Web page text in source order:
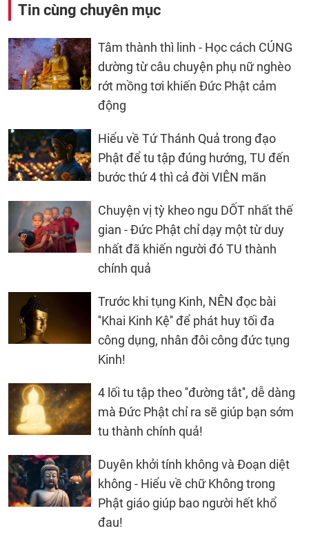
Tin cùng chuyên mục
Tâm thành thì linh - Học cách CÚNG
dường từ câu chuyện phụ nữ nghèo
rớt mồng tơi khiến Đức Phật cảm
động
Hiểu về Tứ Thánh Quả trong đạo
Phật để tu tập đúng hướng, TU đến
bước thứ 4 thì cả đời VIÊN mãn
Chuyện vị tỳ kheo ngu DỐT nhất thế
gian - Đức Phật chỉ dạy một từ duy
nhất đã khiến người đó TU thành
chính quả
Trước khi tụng Kinh, NÊN đọc bài
''Khai Kinh Kệ'' để phát huy tối đa
công dụng, nhân đôi công đức tụng
Kinh!
4 lối tu tập theo ''đường tắt'', dễ dàng
mà Đức Phật chỉ ra sẽ giúp bạn sớm
tu thành chính quả!
Duyên khởi tính không và Đoạn diệt
không - Hiểu về chữ Không trong
Phật giáo giúp bao người hết khổ
đau!